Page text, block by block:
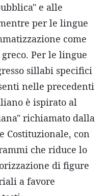
e alle
per le lingue
come
Per le lingue
sillabi specifici
nelle precedenti
è ispirato al
richiamato dalla
Costituzionale, con
che riduce lo
di figure
a favore